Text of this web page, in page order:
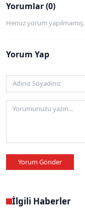
Yorumlar (0)
Henüz yorum yapılmamış.
Yorum Yap
Yorum Gönder
İlgili Haberler